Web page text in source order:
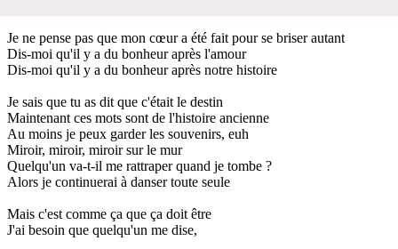
Je ne pense pas que mon cœur a été fait pour se briser autant
Dis-moi qu'il y a du bonheur après l'amour
Dis-moi qu'il y a du bonheur après notre histoire
Je sais que tu as dit que c'était le destin
Maintenant ces mots sont de l'histoire ancienne
Au moins je peux garder les souvenirs, euh
Miroir, miroir, miroir sur le mur
Quelqu'un va-t-il me rattraper quand je tombe ?
Alors je continuerai à danser toute seule
Mais c'est comme ça que ça doit être
J'ai besoin que quelqu'un me dise,